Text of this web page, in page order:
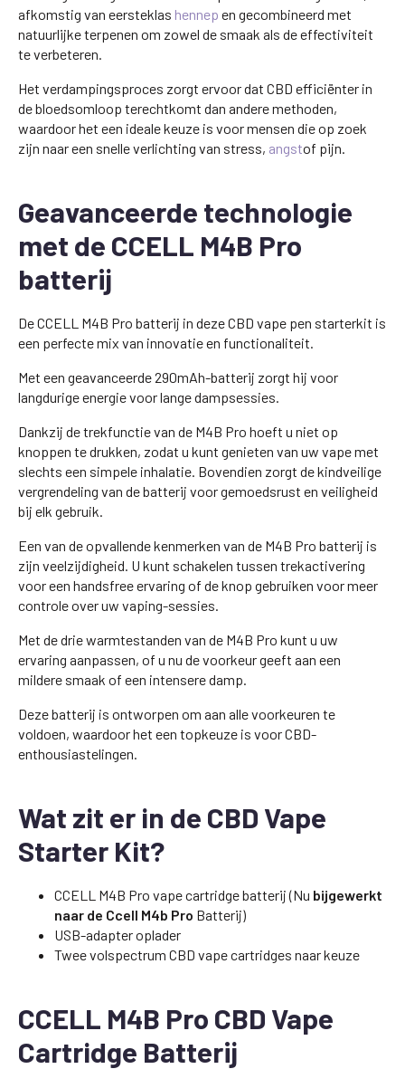
afkomstig van eersteklas hennep en gecombineerd met
natuurlijke terpenen om zowel de smaak als de effectiviteit
te verbeteren.
Het verdampingsproces zorgt ervoor dat CBD efficiënter in
de bloedsomloop terechtkomt dan andere methoden,
waardoor het een ideale keuze is voor mensen die op zoek
zijn naar een snelle verlichting van stress, angstof pijn.
Geavanceerde technologie
met de CCELL M4B Pro
batterij
De CCELL M4B Pro batterij in deze CBD vape pen starterkit is
een perfecte mix van innovatie en functionaliteit.
Met een geavanceerde 290mAh-batterij zorgt hij voor
langdurige energie voor lange dampsessies.
Dankzij de trekfunctie van de M4B Pro hoeft u niet op
knoppen te drukken, zodat u kunt genieten van uw vape met
slechts een simpele inhalatie. Bovendien zorgt de kindveilige
vergrendeling van de batterij voor gemoedsrust en veiligheid
bij elk gebruik.
Een van de opvallende kenmerken van de M4B Pro batterij is
zijn veelzijdigheid. U kunt schakelen tussen trekactivering
voor een handsfree ervaring of de knop gebruiken voor meer
controle over uw vaping-sessies.
Met de drie warmtestanden van de M4B Pro kunt u uw
ervaring aanpassen, of u nu de voorkeur geeft aan een
mildere smaak of een intensere damp.
Deze batterij is ontworpen om aan alle voorkeuren te
voldoen, waardoor het een topkeuze is voor CBD-
enthousiastelingen.
Wat zit er in de CBD Vape
Starter Kit?
CCELL M4B Pro vape cartridge batterij (Nu bijgewerkt
naar de Ccell M4b Pro Batterij)
USB-adapter oplader
Twee volspectrum CBD vape cartridges naar keuze
CCELL M4B Pro CBD Vape
Cartridge Batterij